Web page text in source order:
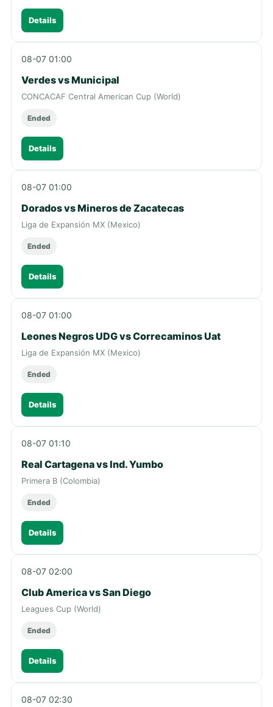
Details
08-07 01:00
Verdes vs Municipal
CONCACAF Central American Cup (World)
Ended
Details
08-07 01:00
Dorados vs Mineros de Zacatecas
Liga de Expansión MX (Mexico)
Ended
Details
08-07 01:00
Leones Negros UDG vs Correcaminos Uat
Liga de Expansión MX (Mexico)
Ended
Details
08-07 01:10
Real Cartagena vs Ind. Yumbo
Primera B (Colombia)
Ended
Details
08-07 02:00
Club America vs San Diego
Leagues Cup (World)
Ended
Details
08-07 02:30